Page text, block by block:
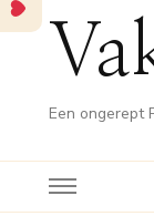
Een ongerept